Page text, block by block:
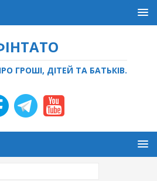
ГРОШІ, ДІТЕЙ ТА БАТЬКІВ.